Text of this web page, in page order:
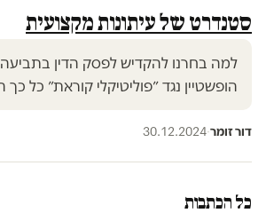
סטנדרט של עיתונות מקצועית
למה בחרנו להקדיש לפסק הדין
הופשטיין נגד ״פוליטיקלי קוראת״ כל
דור זומר·
30.12.2024
כל הכתבות